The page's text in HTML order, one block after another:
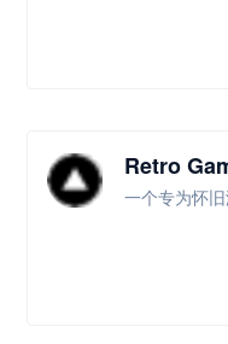
Retro
一个专为怀